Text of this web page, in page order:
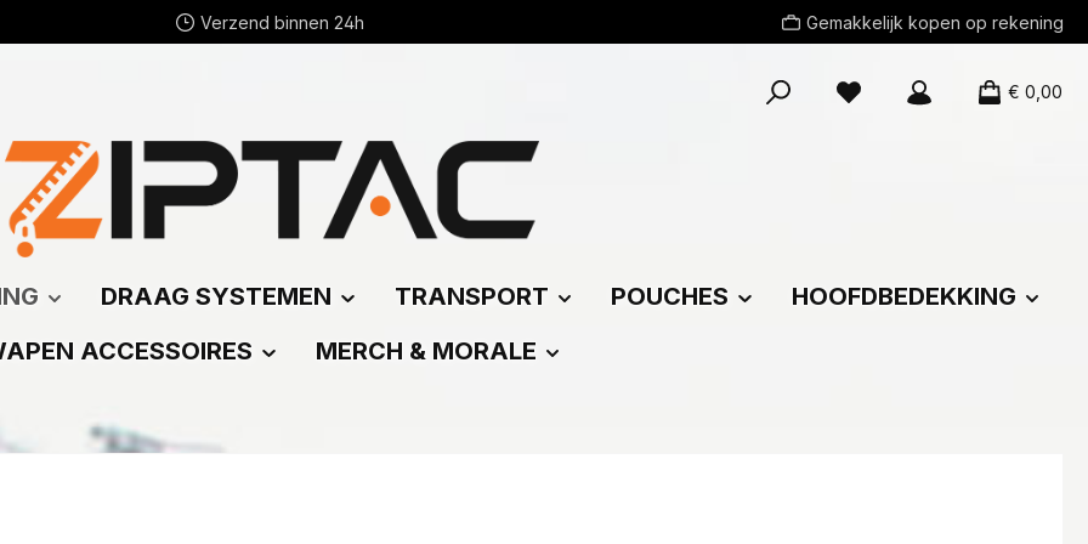
Verzend binnen 24h Gemakkelijk kopen op rekening
Je hebt 0 items op je€ 0,00
DRAAG SYSTEMEN TRANSPORT POUCHES
HOOFDBEDEKKING
ACCESSOIRES
MERCH & MORALE